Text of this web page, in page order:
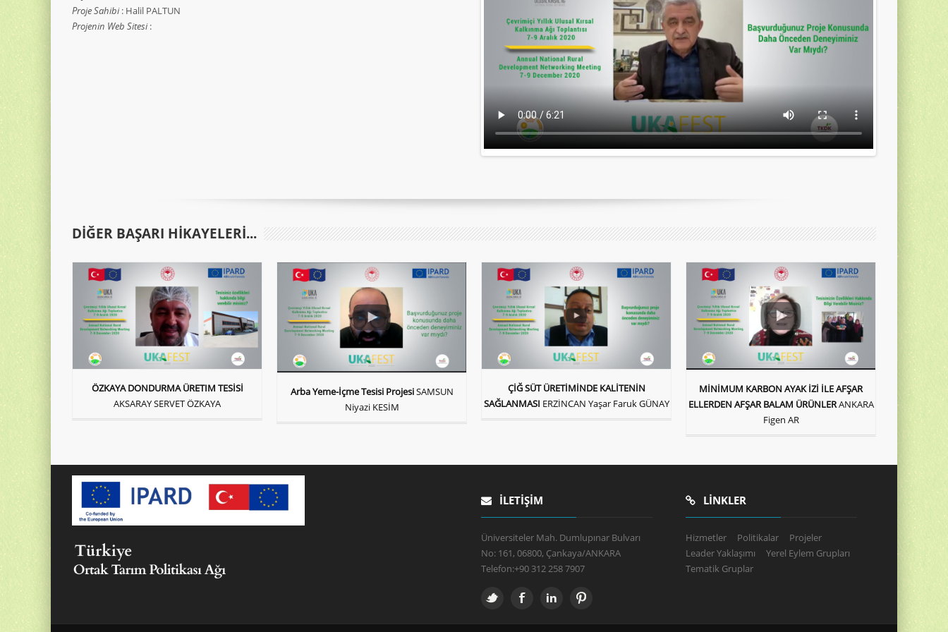
Proje Sahibi: Halil PALTUN
Projenin Web Sitesi:
DIĞER BAŞARI HIKAYELERI...
ÖZKAYA DONDURMA ÜRETIM TESİSİ
AKSARAY SERVET ÖZKAYA
Arba Yeme-İçme Tesisi ProjesiSAMSUN
Niyazi KESİM
ÇİĞ SÜT ÜRETİMİNDE KALİTENİN
SAĞLANMASI ERZİNCAN Yaşar Faruk GÜNAY
MİNİMUM KARBON AYAK İZİ İLE AFŞAR
ELLERDEN AFŞAR BALAM ÜRÜNLERANKARA
Figen AR
İLETIŞIM
Üniversiteler Mah. Dumlupınar Bulvarı
No: 161, 06800, Çankaya/ANKARA
Telefon:+90 312 258 7907
LINKLER
Hizmetler Politikalar
Projeler
Leader Yaklaşımı
Yerel Eylem Grupları
Tematik Gruplar